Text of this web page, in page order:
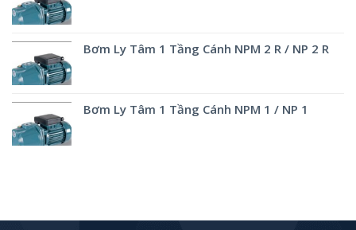
Bơm Ly Tâm 1 Tầng Cánh NPM 2 R / NP 2 R
Bơm Ly Tâm 1 Tầng Cánh NPM 1 / NP 1